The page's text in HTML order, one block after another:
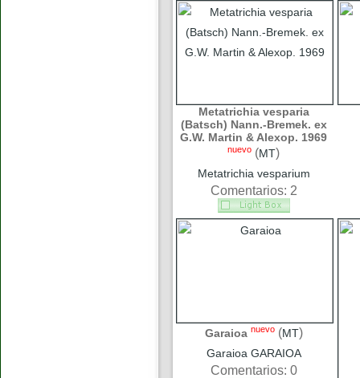
Metatrichia vesparia
(Batsch) Nann.-Bremek. ex
G.W. Martin & Alexop. 1969
nuevo (MT)
Metatrichia vesparium
Comentarios: 2
Garaioa nuevo (MT)
Garaioa GARAIOA
Comentarios: 0